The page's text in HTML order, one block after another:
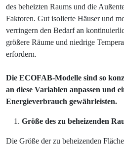
des beheizten Raums und die
Faktoren. Gut isolierte Häuser und
verringern den Bedarf an
größere Räume und niedrige
erfordern.
Die ECOFAB-Modelle sind so
an diese Variablen anpassen und
Energieverbrauch gewährleisten.
Größe des zu beheizenden
Die Größe der zu beheizenden